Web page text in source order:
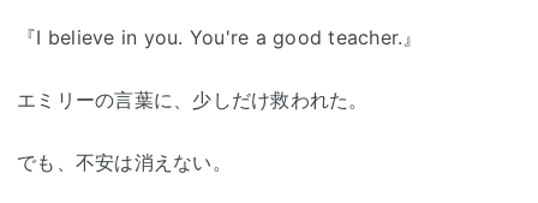
『I believe in you. You're a good teacher.』
エミリーの言葉に、少しだけ救われた。
でも、不安は消えない。